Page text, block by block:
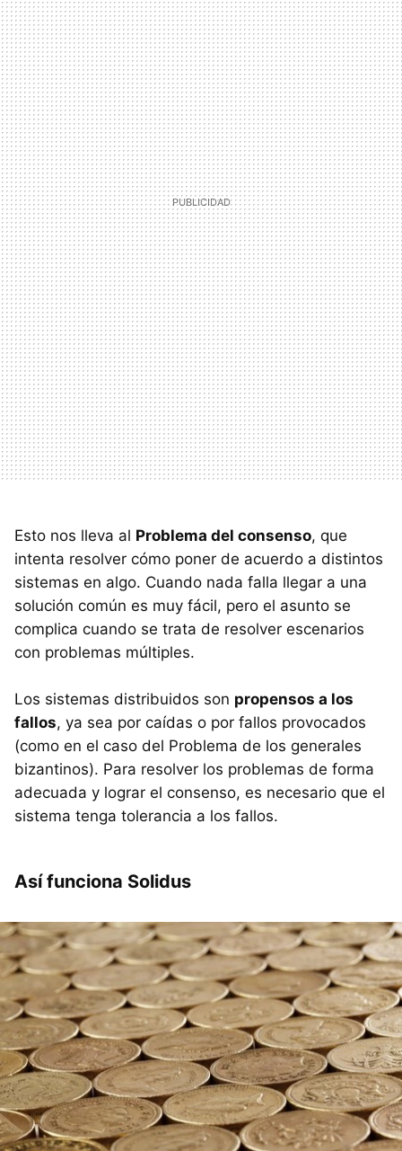
Esto nos lleva al Problema del consenso, que
intenta resolver cómo poner de acuerdo a distintos
sistemas en algo. Cuando nada falla llegar a una
solución común es muy fácil, pero el asunto se
complica cuando se trata de resolver escenarios
con problemas múltiples.
Los sistemas distribuidos son propensos a los
fallos, ya sea por caídas o por fallos provocados
(como en el caso del Problema de los generales
bizantinos). Para resolver los problemas de forma
adecuada y lograr el consenso, es necesario que el
sistema tenga tolerancia a los fallos.
Así funciona Solidus